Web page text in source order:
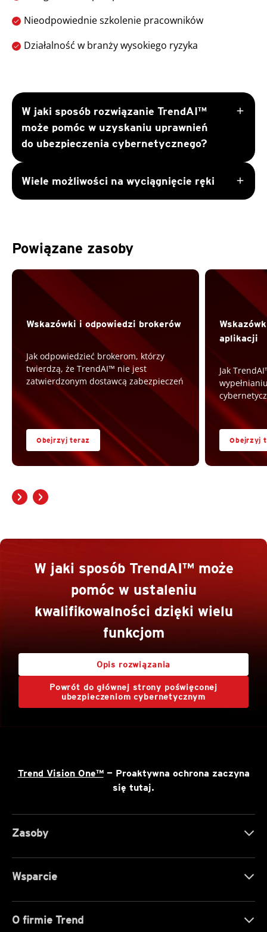
Nieodpowiednie szkolenie pracowników
Działalność w branży wysokiego ryzyka
W jaki sposób rozwiązanie TrendAI™
może pomóc w uzyskaniu uprawnień
do ubezpieczenia cybernetycznego?
add
Wiele możliwości na wyciągnięcie ręki add
Powiązane zasoby
Wskazówki i odpowiedzi brokerów
Jak odpowiedzieć brokerom, którzy
twierdzą, że TrendAI™ nie jest
zatwierdzonym dostawcą zabezpieczeń
Obejrzyj teraz
aplikacji
Jak
Obejrzyj
W jaki sposób TrendAI™ może
pomóc w ustaleniu
kwalifikowalności dzięki wielu
funkcjom
Opis rozwiązania
Powrót do głównej strony poświęconej
ubezpieczeniom cybernetycznym
Trend Vision One™— Proaktywna ochrona zaczyna
się tutaj.
Zasoby
Wsparcie
O firmie Trend